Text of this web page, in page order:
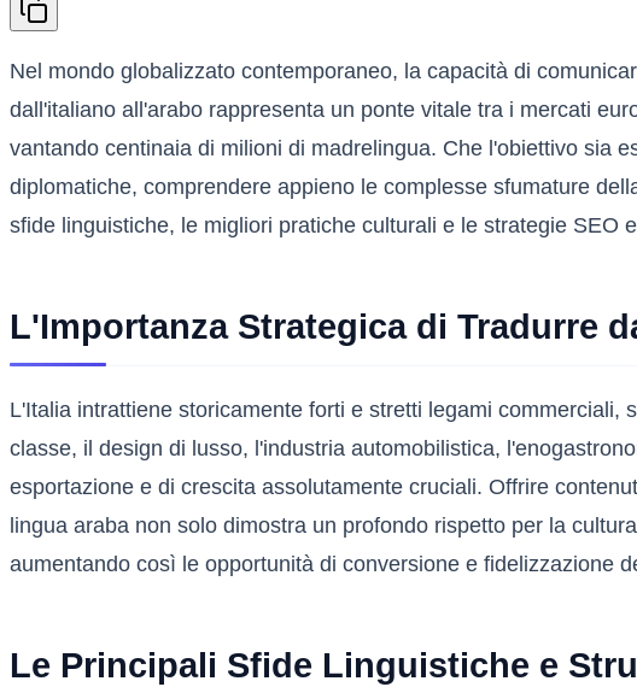
Nel mondo globalizzato contemporaneo, la capacità di
dall'italiano all'arabo rappresenta un ponte vitale tra i mercati
vantando centinaia di milioni di madrelingua. Che l'obiettivo sia
diplomatiche, comprendere appieno le complesse sfumature
sfide linguistiche, le migliori pratiche culturali e le strategie SEO
L'Importanza Strategica di Tradurre
L'Italia intrattiene storicamente forti e stretti legami
classe, il design di lusso, l'industria automobilistica,
esportazione e di crescita assolutamente cruciali. Offrire
lingua araba non solo dimostra un profondo rispetto per la
aumentando così le opportunità di conversione e fidelizzazione
Le Principali Sfide Linguistiche e